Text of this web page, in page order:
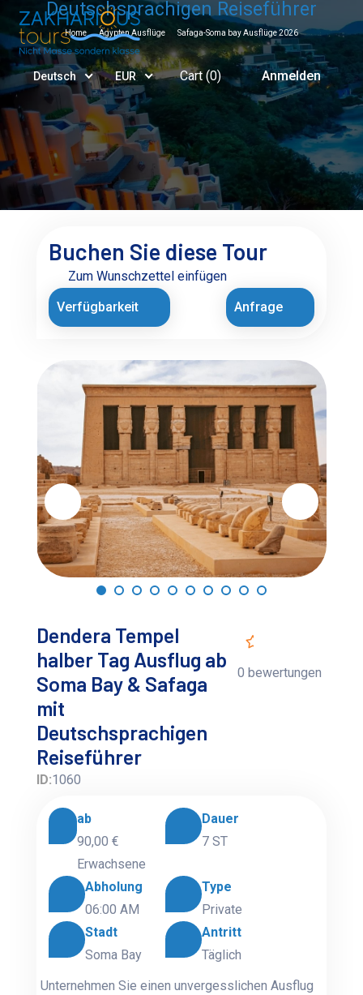
Deutsch EUR Cart (0) Anmelden
Deutschsprachigen Reiseführer
Home Ägypten Ausflüge Safaga-Soma bay Ausflüge 2026
Dendera Tempel
halber Tag Ausflug ab
Soma Bay & Safaga
mit
Deutschsprachigen
Reiseführer
ID:1060
0 bewertungen
ab
90,00 €
Erwachsene
Dauer
7 ST
Abholung
06:00 AM
Type
Private
Stadt
Soma Bay
Antritt
Täglich
Unternehmen Sie einen unvergesslichen Ausflug
Buchen Sie diese Tour
Zum Wunschzettel einfügen
Verfügbarkeit
Anfrage